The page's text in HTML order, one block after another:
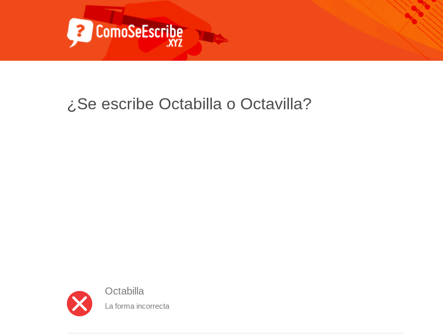
¿Se escribe Octabilla o Octavilla?
Octabilla
La forma incorrecta